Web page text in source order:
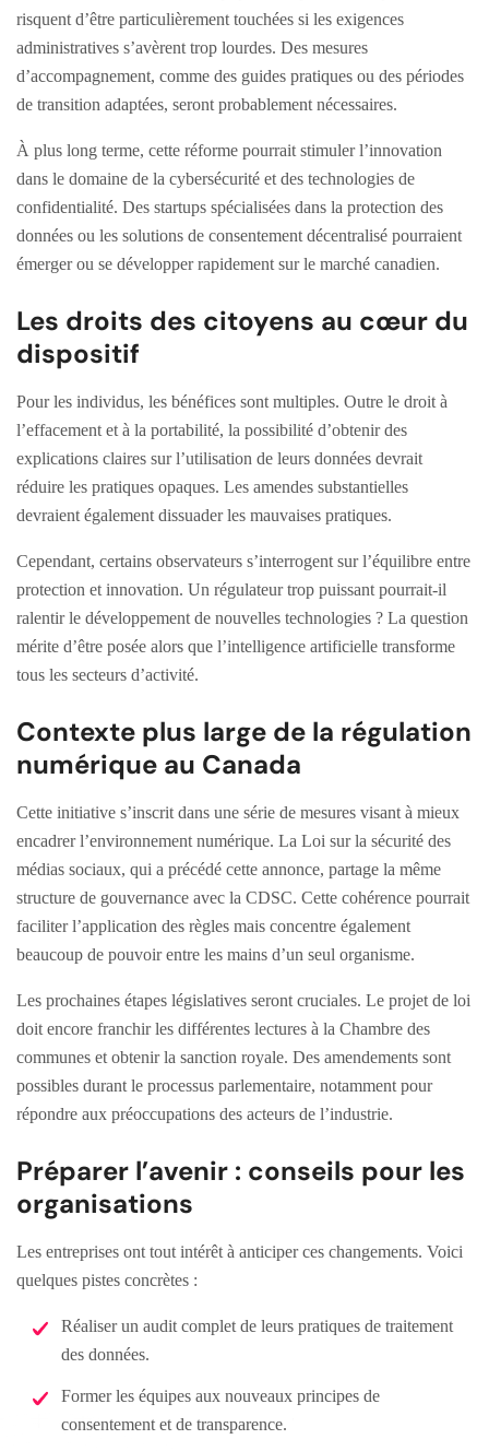
risquent d’être particulièrement touchées si les exigences
administratives s’avèrent trop lourdes. Des mesures
d’accompagnement, comme des guides pratiques ou des périodes
de transition adaptées, seront probablement nécessaires.
À plus long terme, cette réforme pourrait stimuler l’innovation
dans le domaine de la cybersécurité et des technologies de
confidentialité. Des startups spécialisées dans la protection des
données ou les solutions de consentement décentralisé pourraient
émerger ou se développer rapidement sur le marché canadien.
Les droits des citoyens au cœur du
dispositif
Pour les individus, les bénéfices sont multiples. Outre le droit à
l’effacement et à la portabilité, la possibilité d’obtenir des
explications claires sur l’utilisation de leurs données devrait
réduire les pratiques opaques. Les amendes substantielles
devraient également dissuader les mauvaises pratiques.
Cependant, certains observateurs s’interrogent sur l’équilibre entre
protection et innovation. Un régulateur trop puissant pourrait-il
ralentir le développement de nouvelles technologies ? La question
mérite d’être posée alors que l’intelligence artificielle transforme
tous les secteurs d’activité.
Contexte plus large de la régulation
numérique au Canada
Cette initiative s’inscrit dans une série de mesures visant à mieux
encadrer l’environnement numérique. La Loi sur la sécurité des
médias sociaux, qui a précédé cette annonce, partage la même
structure de gouvernance avec la CDSC. Cette cohérence pourrait
faciliter l’application des règles mais concentre également
beaucoup de pouvoir entre les mains d’un seul organisme.
Les prochaines étapes législatives seront cruciales. Le projet de loi
doit encore franchir les différentes lectures à la Chambre des
communes et obtenir la sanction royale. Des amendements sont
possibles durant le processus parlementaire, notamment pour
répondre aux préoccupations des acteurs de l’industrie.
Préparer l’avenir : conseils pour les
organisations
Les entreprises ont tout intérêt à anticiper ces changements. Voici
quelques pistes concrètes :
Réaliser un audit complet de leurs pratiques de traitement
des données.
Former les équipes aux nouveaux principes de
consentement et de transparence.